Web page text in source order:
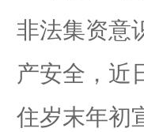
非法集资意
产安全，近
住岁末年初